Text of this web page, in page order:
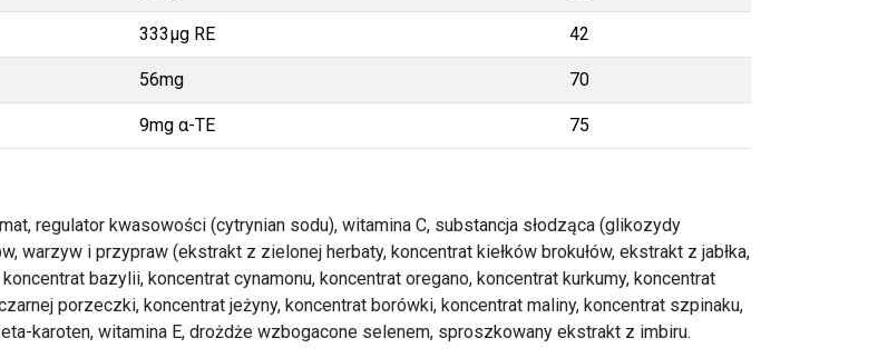
333μg RE 42
56mg 70
9mg α-TE 75
regulator kwasowości (cytrynian sodu), witamina C, substancja słodząca (glikozydy
i przypraw (ekstrakt z zielonej herbaty, koncentrat kiełków brokułów, ekstrakt z jabłka,
bazylii, koncentrat cynamonu, koncentrat oregano, koncentrat kurkumy, koncentrat
porzeczki, koncentrat jeżyny, koncentrat borówki, koncentrat maliny, koncentrat szpinaku,
karoten, witamina E, drożdże wzbogacone selenem, sproszkowany ekstrakt z imbiru.